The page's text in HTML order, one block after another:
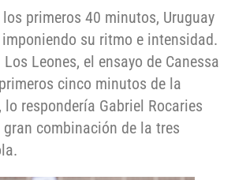
primeros 40 minutos, Uruguay
su ritmo e intensidad.
Leones, el ensayo de Canessa
cinco minutos de la
respondería Gabriel Rocaries
combinación de la tres